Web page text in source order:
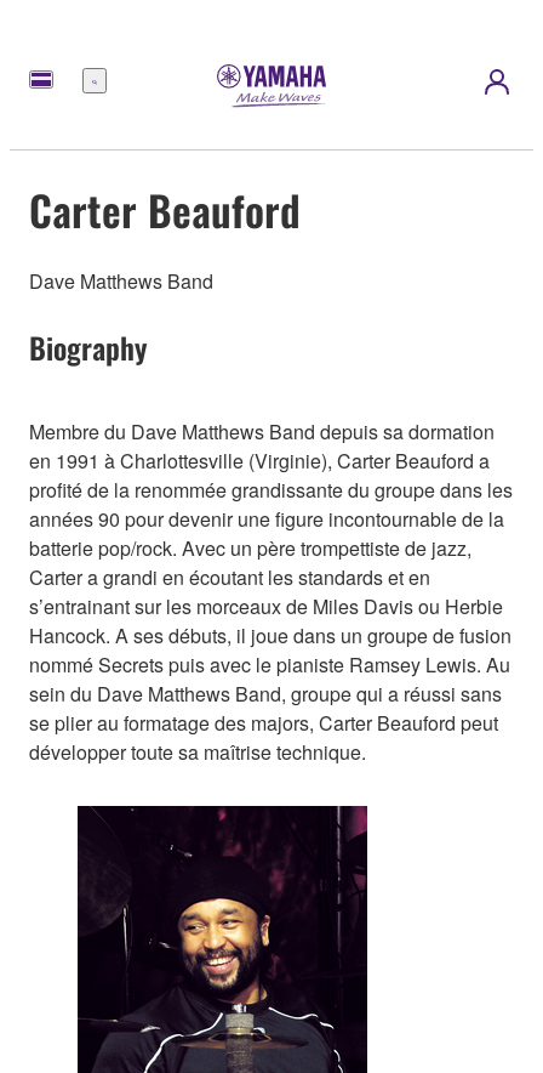
Menu
Carter Beauford
Dave Matthews Band
Biography
Membre du Dave Matthews Band depuis sa dormation
en 1991 à Charlottesville (Virginie), Carter Beauford a
profité de la renommée grandissante du groupe dans les
années 90 pour devenir une figure incontournable de la
batterie pop/rock. Avec un père trompettiste de jazz,
Carter a grandi en écoutant les standards et en
s’entrainant sur les morceaux de Miles Davis ou Herbie
Hancock. A ses débuts, il joue dans un groupe de fusion
nommé Secrets puis avec le pianiste Ramsey Lewis. Au
sein du Dave Matthews Band, groupe qui a réussi sans
se plier au formatage des majors, Carter Beauford peut
développer toute sa maîtrise technique.